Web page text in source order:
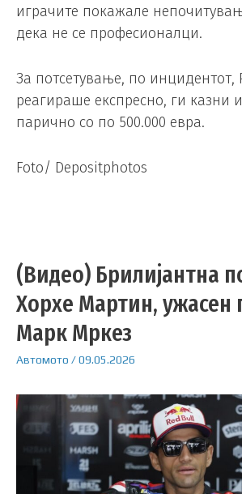
играчите покажале
дека не се професионалци.
За потсетување, по инцидентот,
реагираше експресно, ги казни
парично со по 500.000 евра.
Foto/ Depositphotos
(Видео) Брилијантна
Хорхе Мартин, ужасен
Марк Мркез
Автомото /09.05.2026